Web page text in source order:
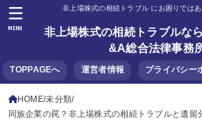
非上場株式の相続トラブル にお困りではあ
非上場株式の相続トラブルな
&A総合法律事務
TOPPAGEへ 運営者情報 プライバシー
MENU
HOME 未分類
同族企業の罠？非上場株式の相続トラブルと遺留